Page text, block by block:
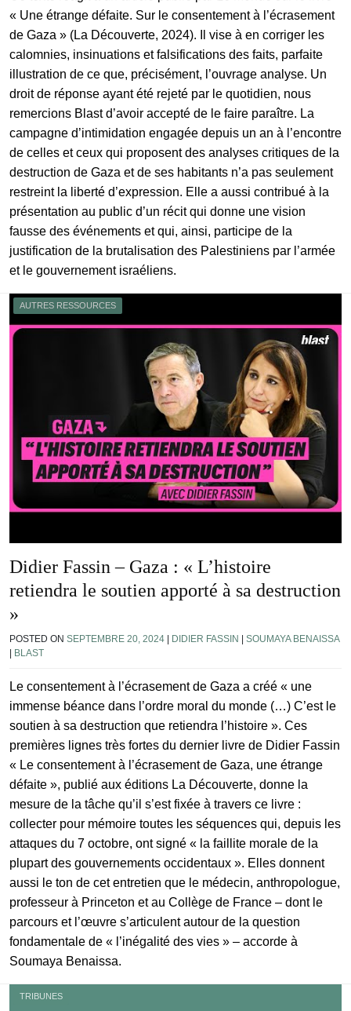
« Une étrange défaite. Sur le consentement à l’écrasement
de Gaza » (La Découverte, 2024). Il vise à en corriger les
calomnies, insinuations et falsifications des faits, parfaite
illustration de ce que, précisément, l’ouvrage analyse. Un
droit de réponse ayant été rejeté par le quotidien, nous
remercions Blast d’avoir accepté de le faire paraître. La
campagne d’intimidation engagée depuis un an à l’encontre
de celles et ceux qui proposent des analyses critiques de la
destruction de Gaza et de ses habitants n’a pas seulement
restreint la liberté d’expression. Elle a aussi contribué à la
présentation au public d’un récit qui donne une vision
fausse des événements et qui, ainsi, participe de la
justification de la brutalisation des Palestiniens par l’armée
et le gouvernement israéliens.
AUTRES RESSOURCES
Didier Fassin – Gaza : « L’histoire
retiendra le soutien apporté à sa destruction
»
POSTED ON SEPTEMBRE 20, 2024 DIDIER FASSIN
SOUMAYA BENAISSA
BLAST
Le consentement à l’écrasement de Gaza a créé « une
immense béance dans l’ordre moral du monde (…) C’est le
soutien à sa destruction que retiendra l’histoire ». Ces
premières lignes très fortes du dernier livre de Didier Fassin
« Le consentement à l’écrasement de Gaza, une étrange
défaite », publié aux éditions La Découverte, donne la
mesure de la tâche qu’il s’est fixée à travers ce livre :
collecter pour mémoire toutes les séquences qui, depuis les
attaques du 7 octobre, ont signé « la faillite morale de la
plupart des gouvernements occidentaux ». Elles donnent
aussi le ton de cet entretien que le médecin, anthropologue,
professeur à Princeton et au Collège de France – dont le
parcours et l’œuvre s’articulent autour de la question
fondamentale de « l’inégalité des vies » – accorde à
Soumaya Benaissa.
TRIBUNES